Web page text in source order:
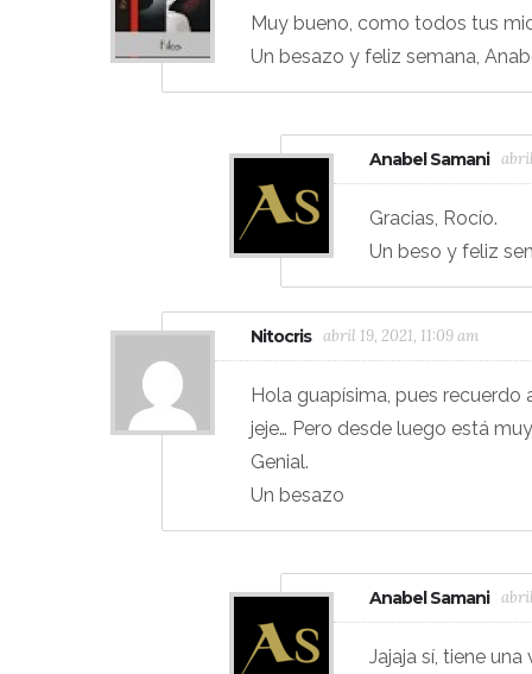
Muy bueno, como todos tus
Un besazo y feliz semana,
Anabel Samani
Gracias, Rocío.
Un beso y feliz
Nitocris abril 19, 2021, 11:09 am
Hola guapísima, pues recuerdo
jeje… Pero desde luego está
Genial.
Un besazo
Anabel Samani
Jajaja sí, tiene